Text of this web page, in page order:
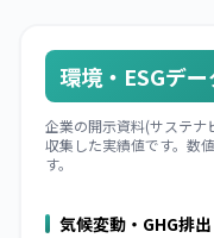
環境・ESGデー
企業の開示資料(サステナ
収集した実績値です。数
す。
気候変動・GHG排出